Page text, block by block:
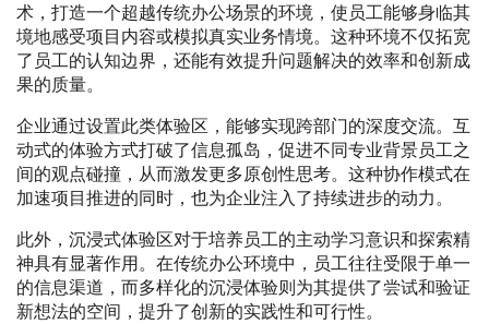
术，打造一个超越传统办公场景的环境，使员工能够身临其
境地感受项目内容或模拟真实业务情境。这种环境不仅拓宽
了员工的认知边界，还能有效提升问题解决的效率和创新成
果的质量。
企业通过设置此类体验区，能够实现跨部门的深度交流。互
动式的体验方式打破了信息孤岛，促进不同专业背景员工之
间的观点碰撞，从而激发更多原创性思考。这种协作模式在
加速项目推进的同时，也为企业注入了持续进步的动力。
此外，沉浸式体验区对于培养员工的主动学习意识和探索精
神具有显著作用。在传统办公环境中，员工往往受限于单一
的信息渠道，而多样化的沉浸体验则为其提供了尝试和验证
新想法的空间，提升了创新的实践性和可行性。